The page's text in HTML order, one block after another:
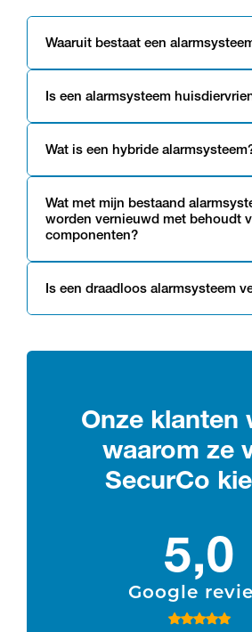
Waaruit bestaat een
Is een alarmsysteem
Wat is een hybride
Wat met mijn bestaand
worden vernieuwd met behoudt
componenten?
Is een draadloos alarmsysteem
Onze klanten
waarom ze
SecurCo
5,0
Google